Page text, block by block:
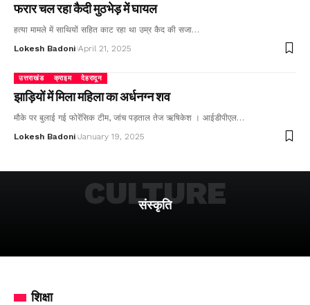
फरार चल रहा कैदी मुठभेड़ में घायल
हत्या मामले में साथियों सहित काट रहा था उम्र कैद की सजा…
Lokesh Badoni April 21, 2025
उत्तराखंड क्राइम देहरादून
झाड़ियों में मिला महिला का अर्धनग्न शव
मौके पर बुलाई गई फोरेंसिक टीम, जांच पड़ताल तेज ऋषिकेश । आईडीपीएल…
Lokesh Badoni January 19, 2025
संस्कृति
CULTURE
शिक्षा